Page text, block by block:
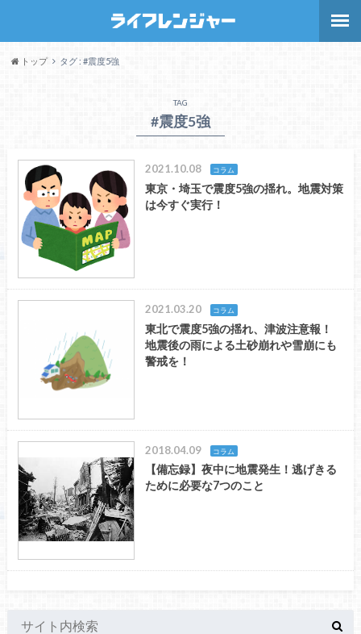
トップ タグ : #震度5強
TAG
#震度5強
2021.10.08 コラム
東京・埼玉で震度5強の揺れ。地震対策
は今すぐ実行！
2021.03.20 コラム
東北で震度5強の揺れ、津波注意報！
地震後の雨による土砂崩れや雪崩にも
警戒を！
2018.04.09 コラム
【備忘録】夜中に地震発生！逃げきる
ために必要な7つのこと